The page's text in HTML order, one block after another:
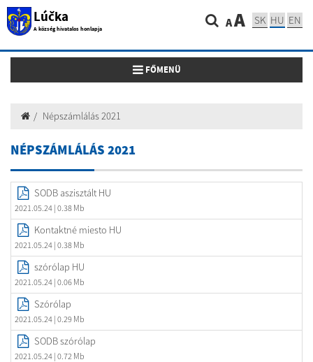
Lúčka
A község hivatalos honlapja AA SK HU EN
Toggle navigation
FŐMENÜ
Népszámlálás 2021
NÉPSZÁMLÁLÁS 2021
SODB aszisztált HU
2021.05.24 | 0.38 Mb
Kontaktné miesto HU
2021.05.24 | 0.38 Mb
szórólap HU
2021.05.24 | 0.06 Mb
Szórólap
2021.05.24 | 0.29 Mb
SODB szórólap
2021.05.24 | 0.72 Mb